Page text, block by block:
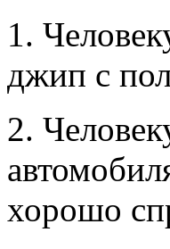
1.
джип с
2.
хорошо